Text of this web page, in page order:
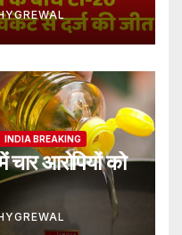
INDIA BREAKING
आरोपियों को